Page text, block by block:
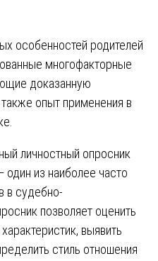
особенностей родителей
многофакторные
доказанную
опыт применения в
личностный опросник
один из наиболее часто
в судебно-
позволяет оценить
выявить
стиль отношения